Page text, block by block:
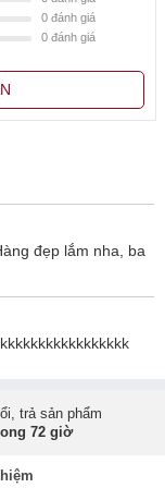
rất dày, bền màu
lò vi sóng và dùng
trí và trưng bày còn
người thân, bạn
0đánh giá
0đánh giá
đẹp lắm nha, ba
trả sản phẩm
72 giờ